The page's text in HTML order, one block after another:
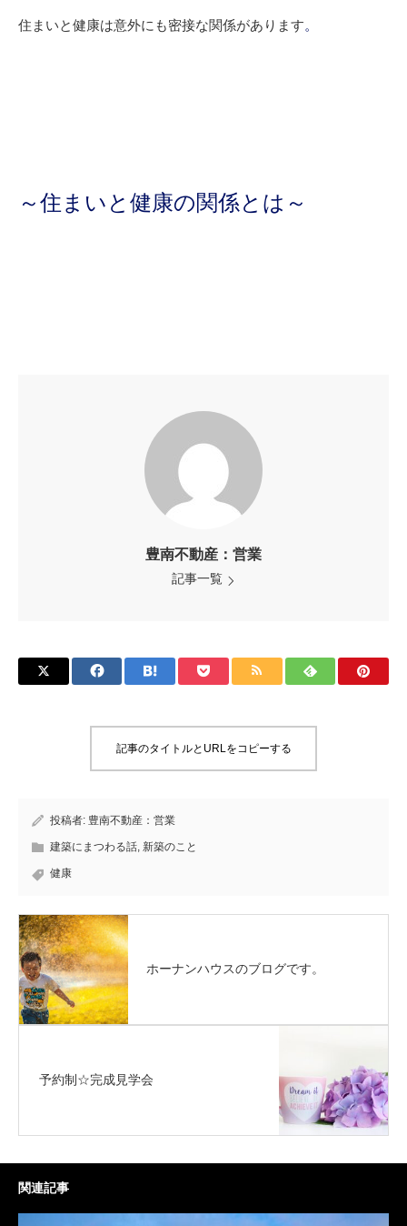
住まいと健康は意外にも密接な関係があります。
～住まいと健康の関係とは～
豊南不動産：営業
記事一覧
記事のタイトルとURLをコピーする
投稿者: 豊南不動産：営業
建築にまつわる話, 新築のこと
健康
ホーナンハウスのブログです。
予約制☆完成見学会
関連記事